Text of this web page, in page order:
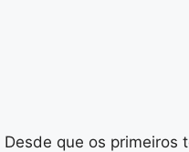
Desde que os primeiros